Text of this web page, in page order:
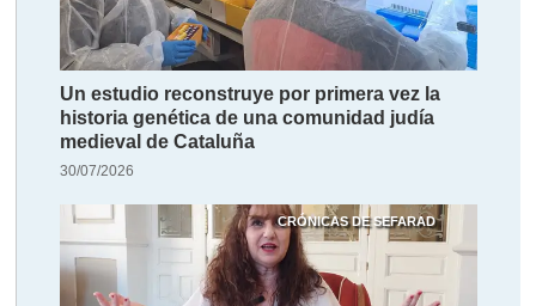
Un estudio reconstruye por primera vez la
historia genética de una comunidad judía
medieval de Cataluña
30/07/2026
CRÓNICAS DE SEFARAD